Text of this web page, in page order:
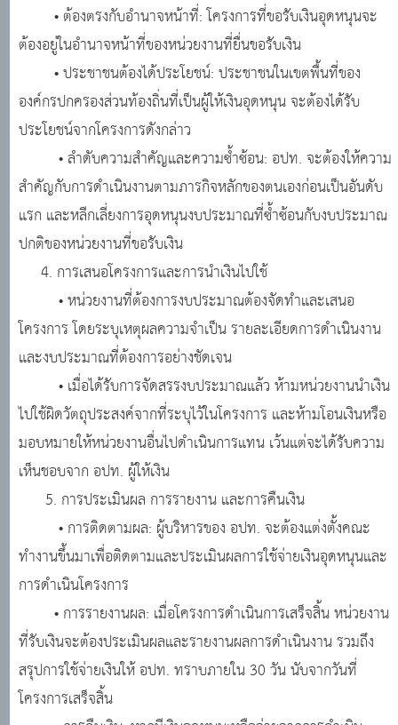
• ต้องตรงกับอำนาจหน้าที่: โครงการที่ขอรับเงินอุดหนุนจะ
ต้องอยู่ในอำนาจหน้าที่ของหน่วยงานที่ยื่นขอรับเงิน
• ประชาชนต้องได้ประโยชน์: ประชาชนในเขตพื้นที่ของ
องค์กรปกครองส่วนท้องถิ่นที่เป็นผู้ให้เงินอุดหนุน จะต้องได้รับ
ประโยชน์จากโครงการดังกล่าว
• ลำดับความสำคัญและความซ้ำซ้อน: อปท. จะต้องให้ความ
สำคัญกับการดำเนินงานตามภารกิจหลักของตนเองก่อนเป็นอันดับ
แรก และหลีกเลี่ยงการอุดหนุนงบประมาณที่ซ้ำซ้อนกับงบประมาณ
ปกติของหน่วยงานที่ขอรับเงิน
4. การเสนอโครงการและการนำเงินไปใช้
• หน่วยงานที่ต้องการงบประมาณต้องจัดทำและเสนอ
โครงการ โดยระบุเหตุผลความจำเป็น รายละเอียดการดำเนินงาน
และงบประมาณที่ต้องการอย่างชัดเจน
• เมื่อได้รับการจัดสรรงบประมาณแล้ว ห้ามหน่วยงานนำเงิน
ไปใช้ผิดวัตถุประสงค์จากที่ระบุไว้ในโครงการ และห้ามโอนเงินหรือ
มอบหมายให้หน่วยงานอื่นไปดำเนินการแทน เว้นแต่จะได้รับความ
เห็นชอบจาก อปท. ผู้ให้เงิน
5. การประเมินผล การรายงาน และการคืนเงิน
• การติดตามผล: ผู้บริหารของ อปท. จะต้องแต่งตั้งคณะ
ทำงานขึ้นมาเพื่อติดตามและประเมินผลการใช้จ่ายเงินอุดหนุนและ
การดำเนินโครงการ
• การรายงานผล: เมื่อโครงการดำเนินการเสร็จสิ้น หน่วยงาน
ที่รับเงินจะต้องประเมินผลและรายงานผลการดำเนินงาน รวมถึง
สรุปการใช้จ่ายเงินให้ อปท. ทราบภายใน 30 วัน นับจากวันที่
โครงการเสร็จสิ้น